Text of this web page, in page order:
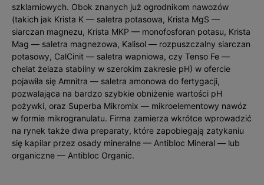
szklarniowych. Obok znanych już ogrodnikom nawozów
(takich jak Krista K — saletra potasowa, Krista MgS —
siarczan magnezu, Krista MKP — monofosforan potasu, Krista
Mag — saletra magnezowa, Kalisol — rozpuszczalny siarczan
potasowy, CalCinit — saletra wapniowa, czy Tenso Fe —
chelat żelaza stabilny w szerokim zakresie pH) w ofercie
pojawiła się Amnitra — saletra amonowa do fertygacji,
pozwalająca na bardzo szybkie obniżenie wartości pH
pożywki, oraz Superba Mikromix — mikroelementowy nawóz
w formie mikrogranulatu. Firma zamierza wkrótce wprowadzić
na rynek także dwa preparaty, które zapobiegają zatykaniu
się kapilar przez osady mineralne — Antibloc Mineral — lub
organiczne — Antibloc Organic.